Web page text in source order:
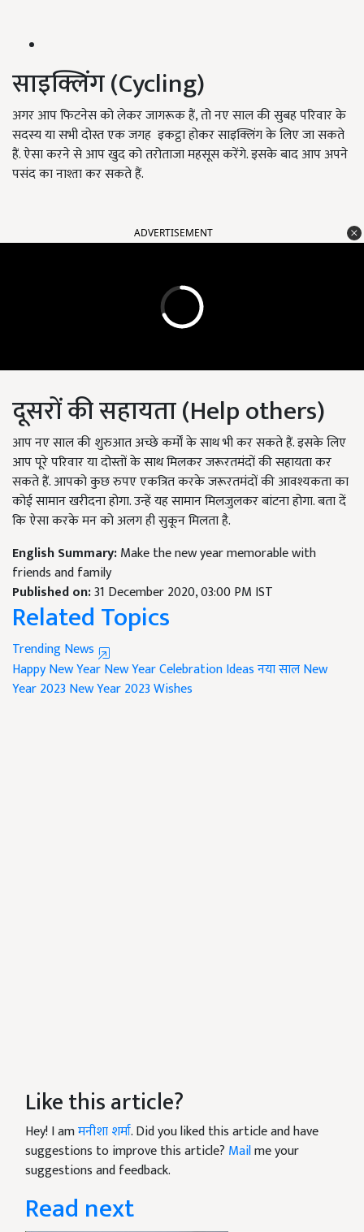
साइक्लिंग (Cycling)
अगर आप फिटनेस को लेकर जागरूक हैं, तो नए साल की सुबह परिवार के
सदस्य या सभी दोस्त एक जगह इकट्ठा होकर साइक्लिंग के लिए जा सकते
हैं. ऐसा करने से आप खुद को तरोताजा महसूस करेंगे. इसके बाद आप अपने
पसंद का नाश्ता कर सकते हैं.
ADVERTISEMENT
दूसरों की सहायता (Help others)
आप नए साल की शुरुआत अच्छे कर्मों के साथ भी कर सकते हैं. इसके लिए
आप पूरे परिवार या दोस्तों के साथ मिलकर जरूरतमंदों की सहायता कर
सकते हैं. आपको कुछ रुपए एकत्रित करके जरूरतमंदों की आवश्यकता का
कोई सामान खरीदना होगा. उन्हें यह सामान मिलजुलकर बांटना होगा. बता दें
कि ऐसा करके मन को अलग ही सुकून मिलता है.
English Summary:Make the new year memorable with
friends and family
Published on:31 December 2020, 03:00 PM IST
Related Topics
Trending News
Happy New YearNew Year Celebration Ideasनया सालNew
Year 2023 New Year 2023 Wishes
Like this article?
Hey! I amमनीशा शर्मा. Did you liked this article and have
suggestions to improve this article? Mailme your
suggestions and feedback.
Read next